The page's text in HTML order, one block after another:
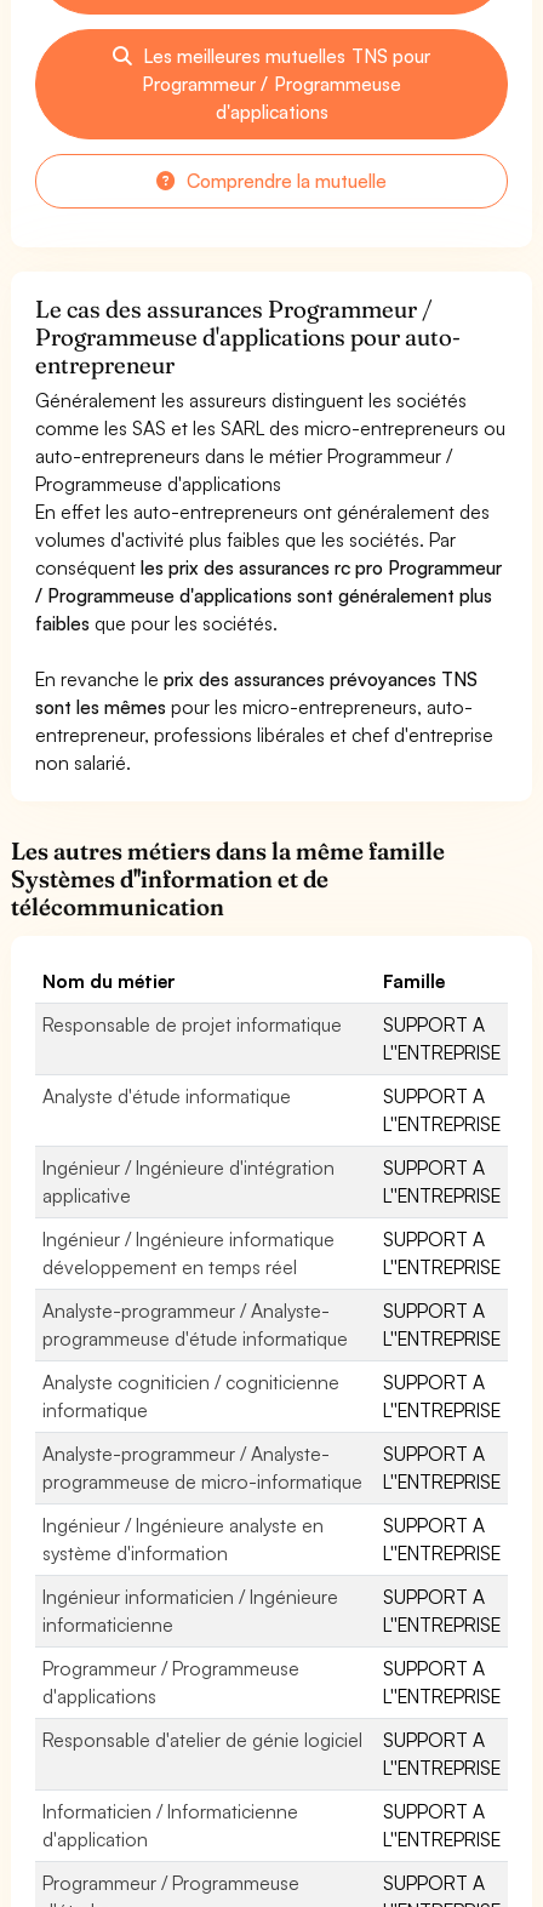
Les meilleures mutuelles TNS pour
Programmeur / Programmeuse
d'applications
Comprendre la mutuelle
Le cas des assurances Programmeur /
Programmeuse d'applications pour auto-
entrepreneur
Généralement les assureurs distinguent les sociétés
comme les SAS et les SARL des micro-entrepreneurs ou
auto-entrepreneurs dans le métier Programmeur /
Programmeuse d'applications
En effet les auto-entrepreneurs ont généralement des
volumes d'activité plus faibles que les sociétés. Par
conséquentles prix des assurances rc pro Programmeur
/ Programmeuse d'applications sont généralement plus
faibles que pour les sociétés.
En revanche leprix des assurances prévoyances TNS
sont les mêmes pour les micro-entrepreneurs, auto-
entrepreneur, professions libérales et chef d'entreprise
non salarié.
Les autres métiers dans la même famille
Systèmes d''information et de
télécommunication
Nom du métier
Famille
Responsable de projet informatique
SUPPORT A
L''ENTREPRISE
Analyste d'étude informatique
SUPPORT A
L''ENTREPRISE
Ingénieur / Ingénieure d'intégration
applicative
SUPPORT A
L''ENTREPRISE
Ingénieur / Ingénieure informatique
développement en temps réel
SUPPORT A
L''ENTREPRISE
Analyste-programmeur / Analyste-
programmeuse d'étude informatique
SUPPORT A
L''ENTREPRISE
Analyste cogniticien / cogniticienne
informatique
SUPPORT A
L''ENTREPRISE
Analyste-programmeur / Analyste-
programmeuse de micro-informatique
SUPPORT A
L''ENTREPRISE
Ingénieur / Ingénieure analyste en
système d'information
SUPPORT A
L''ENTREPRISE
Ingénieur informaticien / Ingénieure
informaticienne
SUPPORT A
L''ENTREPRISE
Programmeur / Programmeuse
d'applications
SUPPORT A
L''ENTREPRISE
Responsable d'atelier de génie logiciel
SUPPORT A
L''ENTREPRISE
Informaticien / Informaticienne
d'application
SUPPORT A
L''ENTREPRISE
Programmeur / Programmeuse
SUPPORT A